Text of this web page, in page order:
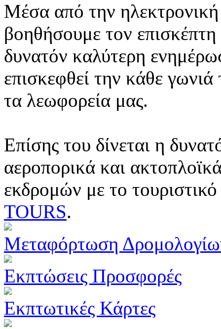
Μέσα από την ηλεκτρονική
βοηθήσουμε τον
δυνατόν καλύτερη
επισκεφθεί την κάθε
τα λεωφορεία μας.
Επίσης του δίνεται η
αεροπορικά και
εκδρομών με το
TOURS.
Μεταφόρτωση
Εκπτώσεις Προσφορές
Εκπτωτικές Κάρτες